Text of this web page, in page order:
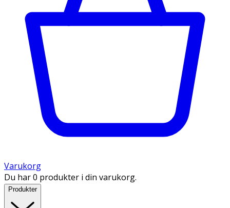
Varukorg
Du har 0 produkter i din varukorg.
Produkter